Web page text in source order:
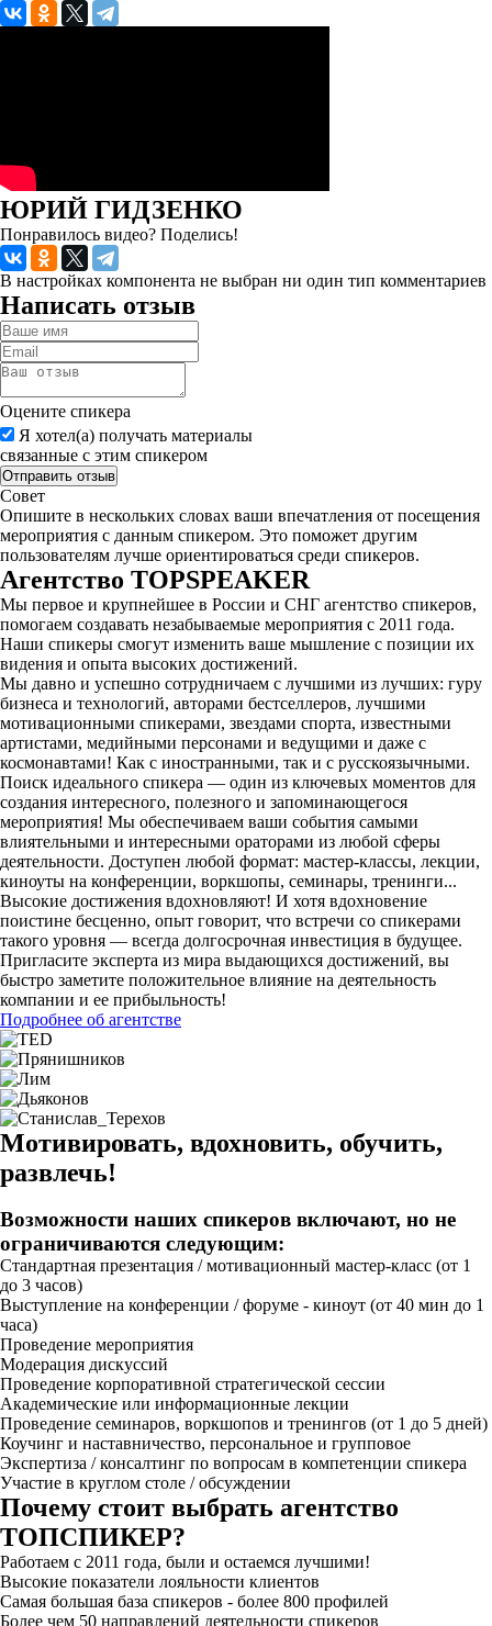
ЮРИЙ ГИДЗЕНКО
Понравилось видео? Поделись!
В настройках компонента не выбран ни один тип комментариев
Написать отзыв
Оцените спикера
Я хотел(а) получать материалы
связанные с этим спикером
Совет
Опишите в нескольких словах ваши впечатления от посещения
мероприятия с данным спикером. Это поможет другим
пользователям лучше ориентироваться среди спикеров.
Агентство TOPSPEAKER
Мы первое и крупнейшее в России и СНГ агентство спикеров,
помогаем создавать незабываемые мероприятия с 2011 года.
Наши спикеры смогут изменить ваше мышление с позиции их
видения и опыта высоких достижений.
Мы давно и успешно сотрудничаем с лучшими из лучших: гуру
бизнеса и технологий, авторами бестселлеров, лучшими
мотивационными спикерами, звездами спорта, известными
артистами, медийными персонами и ведущими и даже с
космонавтами! Как с иностранными, так и с русскоязычными.
Поиск идеального спикера — один из ключевых моментов для
создания интересного, полезного и запоминающегося
мероприятия! Мы обеспечиваем ваши события самыми
влиятельными и интересными ораторами из любой сферы
деятельности. Доступен любой формат: мастер-классы, лекции,
киноуты на конференции, воркшопы, семинары, тренинги...
Высокие достижения вдохновляют! И хотя вдохновение
поистине бесценно, опыт говорит, что встречи со спикерами
такого уровня — всегда долгосрочная инвестиция в будущее.
Пригласите эксперта из мира выдающихся достижений, вы
быстро заметите положительное влияние на деятельность
компании и ее прибыльность!
Подробнее об агентстве
Мотивировать, вдохновить, обучить,
развлечь!
Возможности наших спикеров включают, но не
ограничиваются следующим:
Стандартная презентация / мотивационный мастер-класс (от 1
до 3 часов)
Выступление на конференции / форуме - киноут (от 40 мин до 1
часа)
Проведение мероприятия
Модерация дискуссий
Проведение корпоративной стратегической сессии
Академические или информационные лекции
Проведение семинаров, воркшопов и тренингов (от 1 до 5 дней)
Коучинг и наставничество, персональное и групповое
Экспертиза / консалтинг по вопросам в компетенции спикера
Участие в круглом столе / обсуждении
Почему стоит выбрать агентство
ТОПСПИКЕР?
Работаем с 2011 года, были и остаемся лучшими!
Высокие показатели лояльности клиентов
Самая большая база спикеров - более 800 профилей
Более чем 50 направлений деятельности спикеров